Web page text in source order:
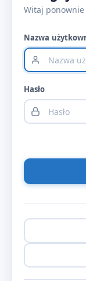
Witaj ponownie
Nazwa
Hasło